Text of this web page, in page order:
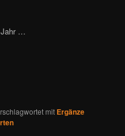
Jahr …
mit Ergänze